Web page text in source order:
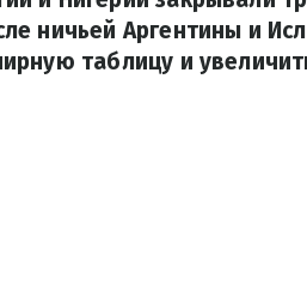
ничьей Аргентины и
таблицу и